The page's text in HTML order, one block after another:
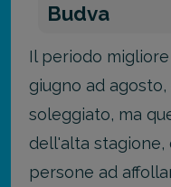
Budva
Il periodo
giugno ad
soleggiato, ma
dell'alta
persone ad